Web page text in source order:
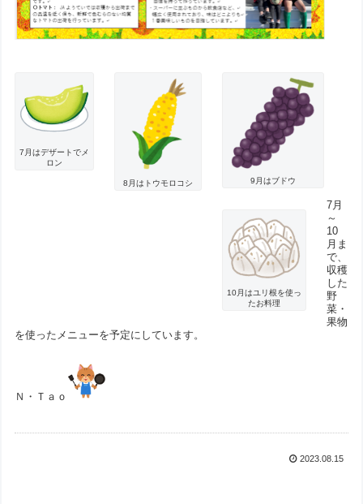
7月はデザートでメ
ロン
8月はトウモロコシ 9月はブドウ
10月はユリ根を使っ
たお料理
7月
～
10
月ま
で、
収穫
した
野
菜・
果物
を使ったメニューを予定にしています。
Ｎ・Ｔａｏ
2023.08.15